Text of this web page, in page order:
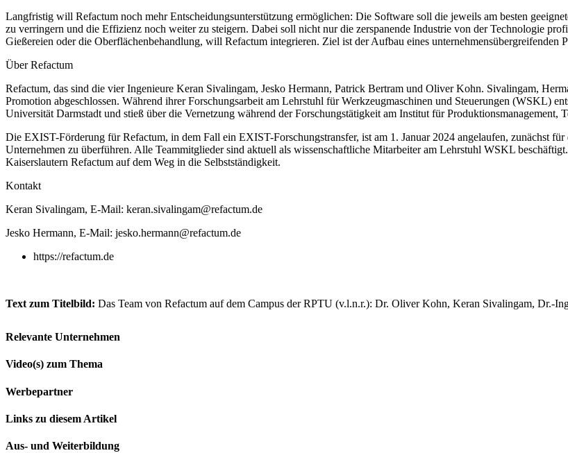
Langfristig will Refactum noch mehr Entscheidungsunterstützung ermöglichen: Die Software soll die jeweils am besten
zu verringern und die Effizienz noch weiter zu steigern. Dabei soll nicht nur die zerspanende Industrie von der Technologie
Gießereien oder die Oberflächenbehandlung, will Refactum integrie­ren. Ziel ist der Aufbau eines unternehmensübergreifenden
Über Refactum
Refactum, das sind die vier Ingenieure Keran Sivalingam, Jesko Hermann, Patrick Bertram und Oliver Kohn. Sivalingam,
Promotion abgeschlossen. Während ihrer Forschungsarbeit am Lehrstuhl für Werkzeugmaschinen und Steuerungen (WSKL)
Universität Darmstadt und stieß über die Vernetzung während der Forschungstätigkeit am Institut für Produktionsmanagement,
Die EXIST-Förderung für Refactum, in dem Fall ein EXIST-Forschungstransfer, ist am 1. Januar 2024 angelaufen, zunächst
Unternehmen zu überführen. Alle Teammitglieder sind aktuell als wissenschaftliche Mitarbeiter am Lehrstuhl WSKL
Kaiserslautern Refactum auf dem Weg in die Selbstständigkeit.
Kontakt
Keran Sivalingam, E-Mail: keran.sivalingam@refactum.de
Jesko Hermann, E-Mail: jesko.hermann@refactum.de
https://refactum.de
Text zum Titelbild: Das Team von Refactum auf dem Campus der RPTU (v.l.n.r.): Dr. Oliver Kohn, Keran Sivalingam, Dr.-
Relevante Unternehmen
Video(s) zum Thema
Werbepartner
Links zu diesem Artikel
Aus- und Weiterbildung